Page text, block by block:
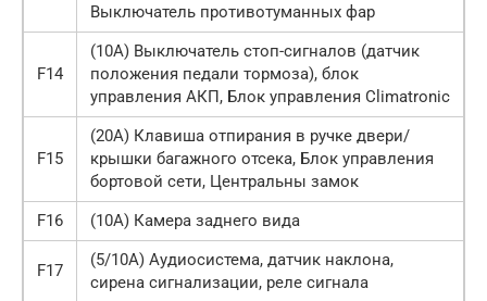
Выключатель противотуманных фар
F14
(10А) Выключатель стоп-сигналов (датчик
положения педали тормоза), блок
управления АКП, Блок управления Climatronic
F15
(20А) Клавиша отпирания в ручке двери/
крышки багажного отсека, Блок управления
бортовой сети, Центральны замок
F16
(10А) Камера заднего вида
F17
(5/10А) Аудиосистема, датчик наклона,
сирена сигнализации, реле сигнала